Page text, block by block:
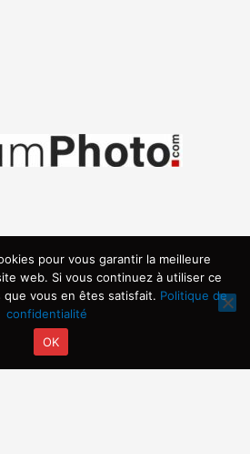
par ARVIA
pour vous garantir la meilleure
web. Si vous continuez à utiliser ce
vous en êtes satisfait. Politique de
confidentialité
OK